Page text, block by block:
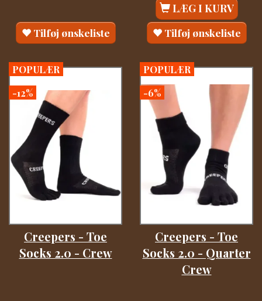
Tilføj ønskeliste
LÆG I KURV
Tilføj ønskeliste
POPULÆR
-12%
Creepers - Toe
Socks 2.0 - Crew
POPULÆR
-6%
Creepers - Toe
Socks 2.0 - Quarter
Crew